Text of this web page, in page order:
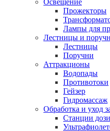
Освещение
Прожекторы
Лампы для
Лестницы и
Лестницы
Поручни
Аттракционы
Водопады
Противотоки
Гейзер
Гидромассаж
Обработка и уход
Станции